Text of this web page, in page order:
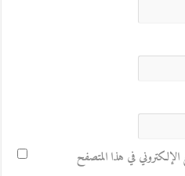
في هذا المتصفح